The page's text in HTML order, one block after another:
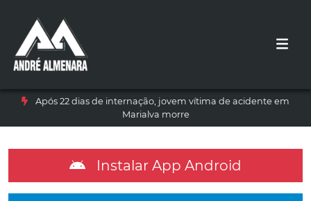
Após 22 dias de internação, jovem vítima de acidente em
Marialva morre
Instalar App Android